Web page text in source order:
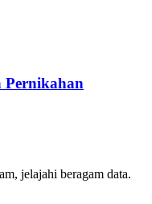
Pernikahan
jelajahi beragam data.